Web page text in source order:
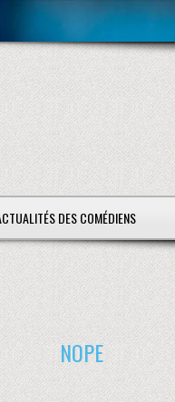
DES COMÉDIENS
NOPE